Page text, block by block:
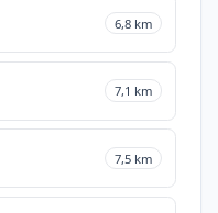
6,8 km
7,1 km
7,5 km